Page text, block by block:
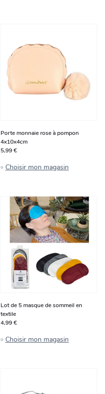
Porte monnaie rose à pompon
4x10x4cm
5,99 €
Choisir mon magasin
Lot de 5 masque de sommeil en
textile
4,99 €
Choisir mon magasin